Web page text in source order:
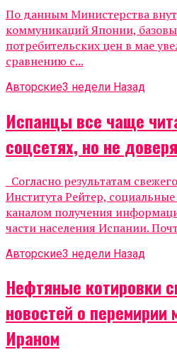
По данным Министерства
коммуникаций Японии,
потребительских цен в мае
сравнению с...
Авторские3 недели Назад
Испанцы все чаще
соцсетях, но не
Согласно результатам
Института Рейтер,
каналом получения
части населения Испании.
Авторские3 недели Назад
Нефтяные котировки
новостей о
Ираном